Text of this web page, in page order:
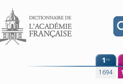
Aller au contenu
1re
1694